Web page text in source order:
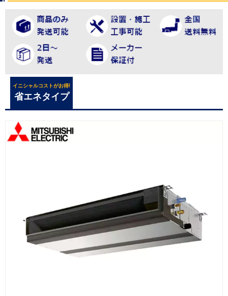
イニシャルコストがお得!
省エネタイプ